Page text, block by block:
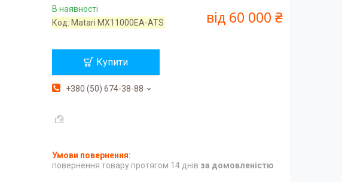
В наявності
Код: Matari MX11000EA-ATS від 60 000 ₴
Купити
+380 (50) 674-38-88
повернення товару протягом 14 днів за домовленістю